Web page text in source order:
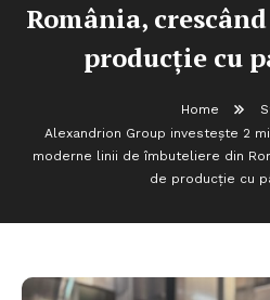
România,
producție cu
Home
Alexandrion Group investește 2
moderne linii de îmbuteliere din
de producție cu